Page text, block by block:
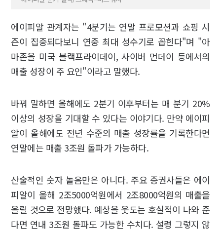
에이피알 관계자는 "4분기는 연말 프로모션과 쇼핑 시
즌이 집중되다보니 연중 최대 성수기로 꼽힌다"며 "아
마존을 미국 블랙프라이데이, 사이버 먼데이 등에서의
매출 성장이 주 요인"이라고 말했다.
바꿔 말하면 올해에도 2분기 이후부터는 매 분기 20%
이상의 성장을 기대할 수 있다는 이야기다. 만약 에이피
알이 올해에도 전년 수준의 매출 성장률을 기록한다면
연말에는 매출 3조원 돌파가 가능하다.
산술적인 숫자 놀음만은 아니다. 주요 증권사들은 에이
피알이 올해 2조5000억원에서 2조8000억원의 매출을
올릴 것으로 전망했다. 예상을 웃도는 호실적이 나와 준
다면 연내 3조원 돌파도 가능한 수치다. 설령 그렇지 않